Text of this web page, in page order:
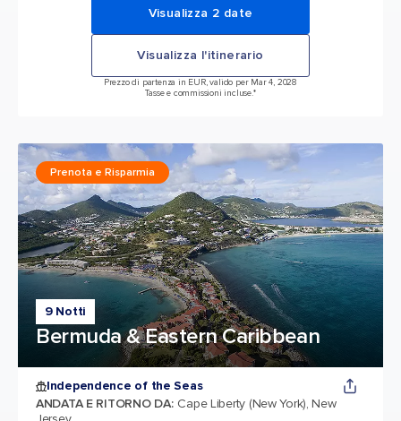
Visualizza 2 date
Visualizza l'itinerario
Prezzo di partenza in EUR, valido per Mar 4, 2028
Tasse e commissioni incluse.*
9 Notti
Bermuda & Eastern Caribbean
Prenota e Risparmia
Independence of the Seas
ANDATA E RITORNO DA: Cape Liberty (New York), New